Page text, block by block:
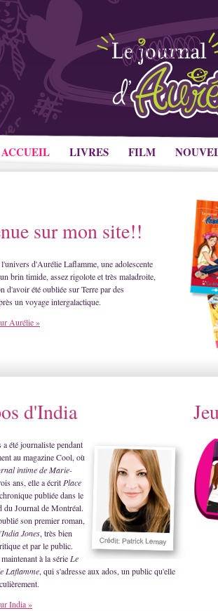
ACCUEIL LIVRES FILM
sur mon site!!
d'Aurélie Laflamme, une adolescente
brin timide, assez rigolote et très maladroite,
d'avoir été oubliée sur Terre par des
un voyage intergalactique.
Aurélie »
d'India
été journaliste pendant
au magazine Cool, où
intime de Marie-
ans, elle a écrit Place
publiée dans le
du Journal de Montréal.
son premier roman,
Jones, très bien
et par le public.
à la série Le
Laflamme, qui s'adresse aux ados, un public qu'elle
India »